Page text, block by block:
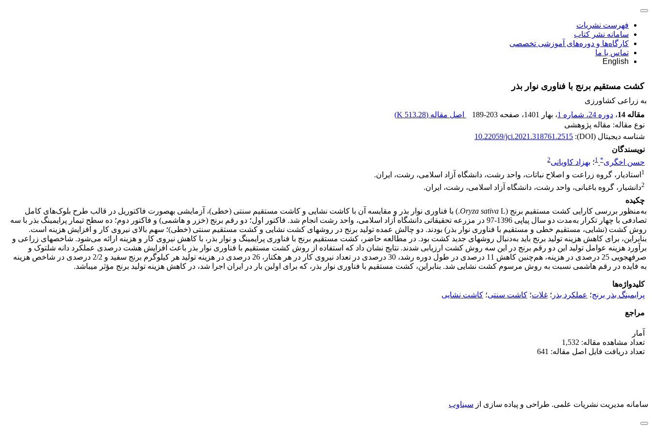
فهرست نشریات
سامانه نشر کتاب
کارگاه‌ها و دوره‌های آموزشی تخصصی
تماس با ما
English
کشت مستقیم برنج با فناوری نوار بذر
به زراعی کشاورزی
مقاله 14
، دوره 24، شماره 1 ، بهار 1401 ، صفحه 189-203 اصل مقاله (513.28 K
)
نوع مقاله: مقاله پژوهشی
شناسه دیجیتال (DOI):
10.22059/jci.2021.318761.2515
نویسندگان
حسن اخگری*
1؛ بهزاد کاویانی2
1 استادیار، گروه زراعت و اصلاح نباتات، واحد رشت، دانشگاه آزاد اسلامی، رشت، ایران.
2دانشیار، گروه باغبانی، واحد رشت، دانشگاه آزاد اسلامی، رشت، ایران.
چکیده
به‌منظور بررسی کارایی کشت مستقیم برنج (
Oryza sativaL.) با فناوری نوار بذر و مقایسه آن با کاشت نشایی و کاشت مستقیم سنتی (خطی)، آزمایشی به­صورت فاکتوریل در قالب طرح بلوک‌های کامل
تصادفی با چهار تکرار به‌مدت دو سال پیاپی 1396-97 در مزرعه تحقیقاتی دانشگاه آزاد اسلامی، واحد رشت انجام شد. فاکتور اول؛ دو رقم برنج (خزر و هاشمی) و فاکتور دوم؛ ده سطح تیمار پرایمینگ بذر با سه
روش کشت (نشایی، مستقیم خطی و مستقیم با فناوری نوار بذر) بودند. دو چالش عمده تولید برنج در روش­های کشت نشایی و کشت مستقیم سنتی (خطی)؛ سهم بالای نیروی کار و افزایش هزینه است.
بنابراین، برای کاهش هزینه تولید برنج باید به‌دنبال روش­های جدید کشت بود. در مطالعه حاضر، کشت مستقیم برنج با فناوری پرایمینگ و نوار بذر، با کاهش نیروی کار و هزینه ارائه می‌شود. شاخص­های زراعی و
برآورد هزینه عوامل تولید این دو رقم برنج در این سه روش کشت ارزیابی شدند. نتایج نشان داد که استفاده از روش کشت مستقیم با فناوری نوار بذر باعث افزایش هشت درصدی عملکرد دانه شلتوک و
صرفه­جویی 25 درصدی در هزینه، هم‌چنین کاهش 11 درصدی در طول دوره رشد، 30 درصدی در تعداد نیروی کار در هر هکتار، 26 درصدی در هزینه تولید هر کیلوگرم برنج سفید و 2/2 درصدی در شاخص هزینه
به فایده در رقم هاشمی نسبت به روش مرسوم کشت نشایی شد. بنابراین، کشت مستقیم با فناوری نوار بذر، که برای اولین بار در ایران اجرا شد، در کاهش هزینه تولید برنج مؤثر می­باشد.
کلیدواژه‌ها
پرایمینگ بذر برنج؛ عملکرد بذر ؛ غلات؛ کاشت سنتی؛ کاشت نشایی
مراجع
آمار
تعداد مشاهده مقاله: 1,532
تعداد دریافت فایل اصل مقاله: 641
سامانه مدیریت نشریات علمی. طراحی و پیاده سازی از سیناوب